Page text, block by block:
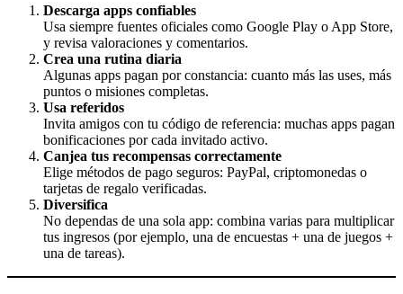
Descarga apps confiables
Usa siempre fuentes oficiales como Google Play o App Store,
y revisa valoraciones y comentarios.
Crea una rutina diaria
Algunas apps pagan por constancia: cuanto más las uses, más
puntos o misiones completas.
Usa referidos
Invita amigos con tu código de referencia: muchas apps pagan
bonificaciones por cada invitado activo.
Canjea tus recompensas correctamente
Elige métodos de pago seguros: PayPal, criptomonedas o
tarjetas de regalo verificadas.
Diversifica
No dependas de una sola app: combina varias para multiplicar
tus ingresos (por ejemplo, una de encuestas + una de juegos +
una de tareas).